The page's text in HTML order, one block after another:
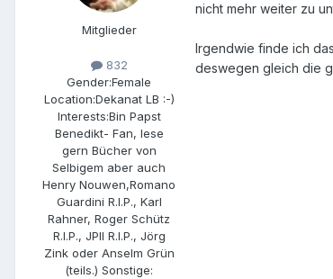
Mitglieder
832
Gender:Female
Location:Dekanat LB :-)
Interests:Bin Papst
Benedikt- Fan, lese
gern Bücher von
Selbigem aber auch
Henry Nouwen,Romano
Guardini R.I.P., Karl
Rahner, Roger Schütz
R.I.P., JPII R.I.P., Jörg
Zink oder Anselm Grün
(teils.) Sonstige:
nicht mehr weiter zu
Irgendwie finde ich
deswegen gleich die